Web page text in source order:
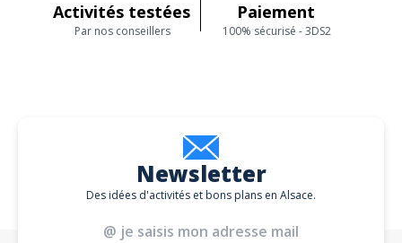
Activités testées
Par nos conseillers
Paiement
100% sécurisé - 3DS2
Newsletter
Des idées d'activités et bons plans en Alsace.